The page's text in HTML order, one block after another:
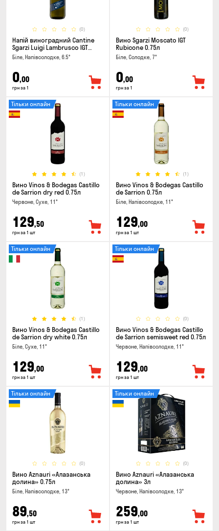
(0)
Напій виноградний Cantine
Sgarzi Luigi Lambrusco IGT
Emilia Bianca Frizziante 0.75л
Біле, Напівсолодке, 6.5°
0,00
грн за 1
(0)
Вино Sgarzi Moscato IGT
Rubicone 0.75л
Біле, Солодке, 7°
0,00
грн за 1
(1)
Тільки онлайн
Вино Vinos & Bodegas Castillo
de Sarrion dry red 0.75л
Червоне, Сухе, 11°
129,50
грн за 1 шт
(1)
Тільки онлайн
Вино Vinos & Bodegas Castillo
de Sarrion 0.75л
Біле, Напівсолодке, 11°
129,00
грн за 1 шт
(1)
Тільки онлайн
Вино Vinos & Bodegas Castillo
de Sarrion dry white 0.75л
Біле, Сухе, 11°
129,00
грн за 1 шт
(0)
Тільки онлайн
Вино Vinos & Bodegas Castillo
de Sarrion semisweet red 0.75л
Червоне, Напівсолодке, 11°
129,00
грн за 1 шт
(0)
Тільки онлайн
Вино Aznauri «Алазанська
долина» 0.75л
Біле, Напівсолодке, 13°
89,50
грн за 1 шт
(0)
Тільки онлайн
Вино Aznauri «Алазанська
долина» 3л
Червоне, Напівсолодке, 13°
259,00
грн за 1 шт